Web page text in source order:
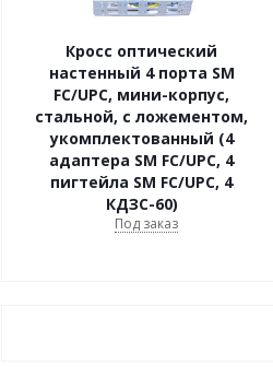
Кросс оптический
настенный 4 порта SM
FC/UPC, мини-корпус,
стальной, с ложементом,
укомплектованный (4
адаптера SM FC/UPC, 4
пигтейла SM FC/UPC, 4
КДЗС-60)
Под заказ